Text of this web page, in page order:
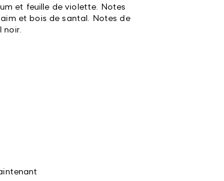
et feuille de violette. Notes
et bois de santal. Notes de
noir.